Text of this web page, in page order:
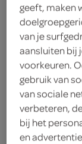
1 limoen
15 gram
watermeloen
1
4 kipdijfilets
geeft, maken
van je
aansluiten bij
voorkeuren.
gebruik van
van sociale
verbeteren,
bij het
en